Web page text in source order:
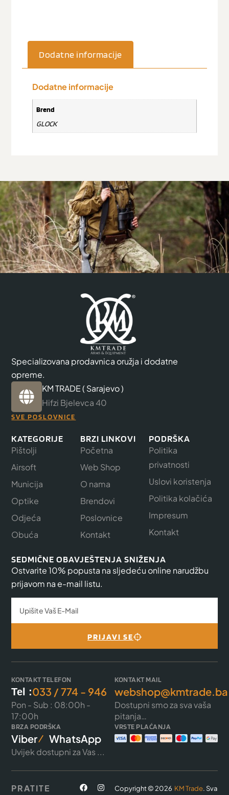
Dodatne informacije
Dodatne informacije
Brend
GLOCK
Specializovana prodavnica oružja i dodatne
opreme.
KM TRADE ( Sarajevo )
Hifzi Bjelevca 40
SVE POSLOVNICE
KATEGORIJE
Pištolji
Airsoft
Municija
Optike
Odjeća
Obuća
BRZI LINKOVI
Početna
Web Shop
O nama
Brendovi
Poslovnice
Kontakt
PODRŠKA
Politika
privatnosti
Uslovi koristenja
Politika kolačića
Impresum
Kontakt
SEDMIČNE OBAVJEŠTENJA SNIŽENJA
Ostvarite 10% popusta na sljedeću online narudžbu
prijavom na e-mail listu.
PRIJAVI SE
KONTAKT TELEFON
Tel :033 / 774 - 946
Pon - Sub : 08:00h -
17:00h
KONTAKT MAIL
webshop@kmtrade.ba
Dostupni smo za sva vaša
pitanja…
BRZA PODRŠKA
Viber WhatsApp
Uvijek dostupni za Vas ...
VRSTE PLAĆANJA
Copyright © 2026 KM Trade. Sva
PRATITE